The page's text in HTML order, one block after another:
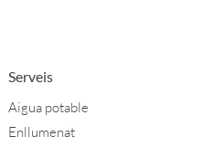
Serveis
Aigua potable
Enllumenat